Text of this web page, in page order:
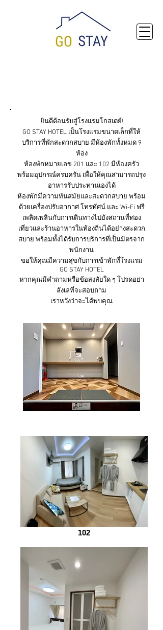
ยินดีต้อนรับสู่โรงแรมโกสเตย์!
GO STAY HOTEL เป็นโรงแรมขนาดเล็กที่ให้
บริการที่พักสะดวกสบาย มีห้องพักทั้งหมด 9
ห้อง
ห้องพักหมายเลข 201 และ 102 มีห้องครัว
พร้อมอุปกรณ์ครบครัน เพื่อให้คุณสามารถปรุง
อาหารรับประทานเองได้
ห้องพักมีความทันสมัยและสะดวกสบาย พร้อม
ด้วยเครื่องปรับอากาศ โทรทัศน์ และ Wi-Fi ฟรี
เพลิดเพลินกับการเดินทางไปยังสถานที่ท่อง
เที่ยวและร้านอาหารในท้องถิ่นได้อย่างสะดวก
สบาย พร้อมทั้งได้รับการบริการที่เป็นมิตรจาก
พนักงาน
ขอให้คุณมีความสุขกับการเข้าพักที่โรงแรม
GO STAY HOTEL
หากคุณมีคำถามหรือข้อสงสัยใด ๆ โปรดอย่า
ลังเลที่จะสอบถาม
เราหวังว่าจะได้พบคุณ
102